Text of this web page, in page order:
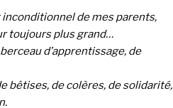
inconditionnel de mes parents,
toujours plus grand…
d’apprentissage, de
bêtises, de colères, de solidarité,